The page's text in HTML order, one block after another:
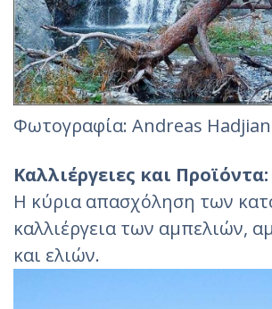
Φωτογραφία: Andreas
Καλλιέργειες και Προϊόντα:
Η κύρια απασχόληση των
καλλιέργεια των αμπελιών,
και ελιών.